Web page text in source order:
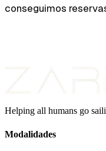
conseguimos
Helping all humans go
Modalidades